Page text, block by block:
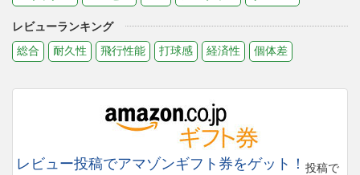
レビューランキング
総合
耐久性 飛行性能 打球感 経済性 個体差
レビュー投稿でアマゾンギフト券をゲット！ 投稿で